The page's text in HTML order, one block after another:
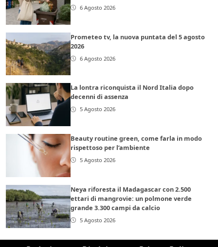
6 Agosto 2026
Prometeo tv, la nuova puntata del 5 agosto
2026
6 Agosto 2026
La lontra riconquista il Nord Italia dopo
decenni di assenza
5 Agosto 2026
Beauty routine green, come farla in modo
rispettoso per l’ambiente
5 Agosto 2026
Neya riforesta il Madagascar con 2.500
ettari di mangrovie: un polmone verde
grande 3.300 campi da calcio
5 Agosto 2026